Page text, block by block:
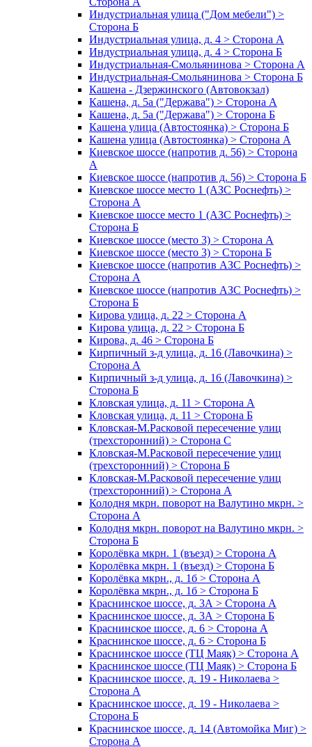
Индустриальная улица ("Дом мебели") >
Сторона Б
Индустриальная улица, д. 4 > Сторона А
Индустриальная улица, д. 4 > Сторона Б
Индустриальная-Смольянинова > Сторона А
Индустриальная-Смольянинова > Сторона Б
Кашена - Дзержинского (Автовокзал)
Кашена, д. 5а ("Держава") > Сторона А
Кашена, д. 5а ("Держава") > Сторона Б
Кашена улица (Автостоянка) > Сторона Б
Кашена улица (Автостоянка) > Сторона А
Киевское шоссе (напротив д. 56) > Сторона
А
Киевское шоссе (напротив д. 56) > Сторона Б
Киевское шоссе место 1 (АЗС Роснефть) >
Сторона А
Киевское шоссе место 1 (АЗС Роснефть) >
Сторона Б
Киевское шоссе (место 3) > Сторона А
Киевское шоссе (место 3) > Сторона Б
Киевское шоссе (напротив АЗС Роснефть) >
Сторона А
Киевское шоссе (напротив АЗС Роснефть) >
Сторона Б
Кирова улица, д. 22 > Сторона А
Кирова улица, д. 22 > Сторона Б
Кирова, д. 46 > Сторона Б
Кирпичный з-д улица, д. 16 (Лавочкина) >
Сторона А
Кирпичный з-д улица, д. 16 (Лавочкина) >
Сторона Б
Кловская улица, д. 11 > Сторона А
Кловская улица, д. 11 > Сторона Б
Кловская-М.Расковой пересечение улиц
(трехсторонний) > Сторона С
Кловская-М.Расковой пересечение улиц
(трехсторонний) > Сторона Б
Кловская-М.Расковой пересечение улиц
(трехсторонний) > Сторона А
Колодня мкрн. поворот на Валутино мкрн. >
Сторона А
Колодня мкрн. поворот на Валутино мкрн. >
Сторона Б
Королёвка мкрн. 1 (въезд) > Сторона А
Королёвка мкрн. 1 (въезд) > Сторона Б
Королёвка мкрн., д. 1б > Сторона А
Королёвка мкрн., д. 1б > Сторона Б
Краснинское шоссе, д. 3А > Сторона А
Краснинское шоссе, д. 3А > Сторона Б
Краснинское шоссе, д. 6 > Сторона А
Краснинское шоссе, д. 6 > Сторона Б
Краснинское шоссе (ТЦ Маяк) > Сторона А
Краснинское шоссе (ТЦ Маяк) > Сторона Б
Краснинское шоссе, д. 19 - Николаева >
Сторона А
Краснинское шоссе, д. 19 - Николаева >
Сторона Б
Краснинское шоссе, д. 14 (Автомойка Миг) >
Сторона А